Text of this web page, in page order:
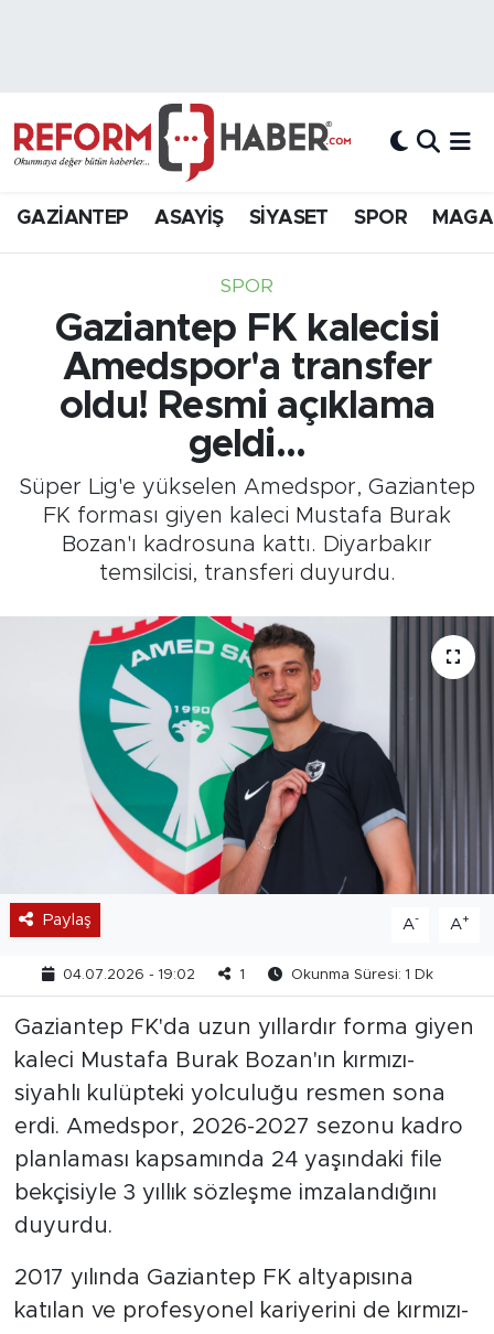
GAZİANTEP ASAYİŞ SİYASET SPOR
SPOR
Gaziantep FK kalecisi
Amedspor'a transfer
oldu! Resmi açıklama
geldi...
Süper Lig'e yükselen Amedspor, Gaziantep
FK forması giyen kaleci Mustafa Burak
Bozan'ı kadrosuna kattı. Diyarbakır
temsilcisi, transferi duyurdu.
Paylaş A- A+
04.07.2026 - 19:02 1 Okunma Süresi: 1 Dk
Gaziantep FK'da uzun yıllardır forma giyen
kaleci Mustafa Burak Bozan'ın kırmızı-
siyahlı kulüpteki yolculuğu resmen sona
erdi. Amedspor, 2026-2027 sezonu kadro
planlaması kapsamında 24 yaşındaki file
bekçisiyle 3 yıllık sözleşme imzalandığını
duyurdu.
2017 yılında Gaziantep FK altyapısına
katılan ve profesyonel kariyerini de kırmızı-
Hava Durumu
Süper Lig Puan Durumu ve Fikstür
Tüm Manşetler
Son Dakika Haberleri
Haber Arşivi